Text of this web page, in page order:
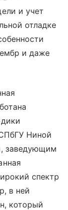
и учет
отладке
и даже
Ниной
заведующим
спектр
в ней
который